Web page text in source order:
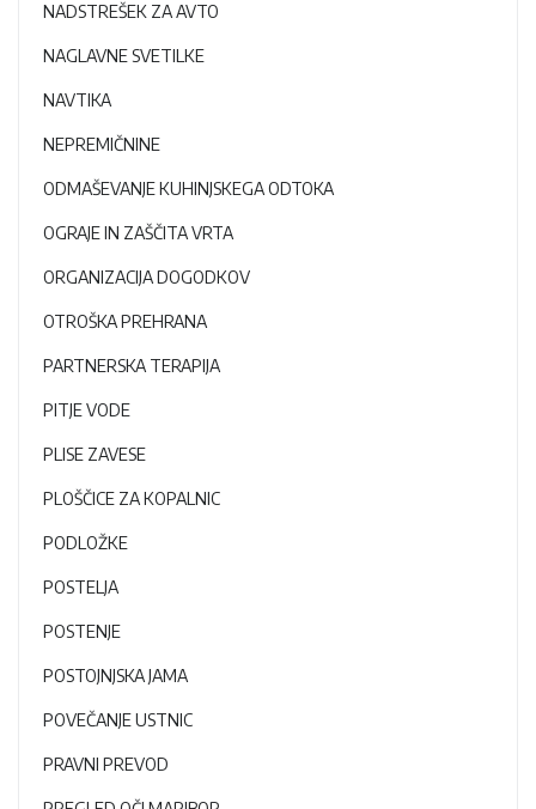
NADSTREŠEK ZA AVTO
NAGLAVNE SVETILKE
NAVTIKA
NEPREMIČNINE
ODMAŠEVANJE KUHINJSKEGA ODTOKA
OGRAJE IN ZAŠČITA VRTA
ORGANIZACIJA DOGODKOV
OTROŠKA PREHRANA
PARTNERSKA TERAPIJA
PITJE VODE
PLISE ZAVESE
PLOŠČICE ZA KOPALNIC
PODLOŽKE
POSTELJA
POSTENJE
POSTOJNJSKA JAMA
POVEČANJE USTNIC
PRAVNI PREVOD